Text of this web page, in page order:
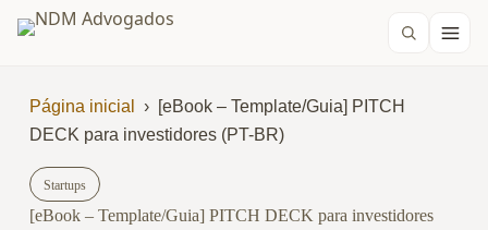
Página inicial › [eBook – Template/Guia] PITCH
DECK para investidores (PT-BR)
Startups
[eBook – Template/Guia] PITCH DECK para investidores